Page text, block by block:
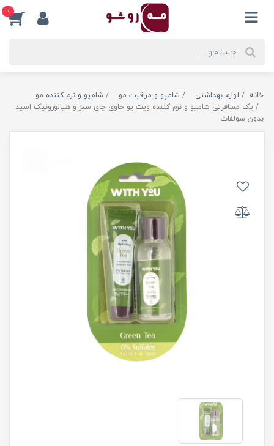
0
خانه لوازم بهداشتی شامپو و مراقبت مو
شامپو و نرم کننده مو
پک مسافرتی شامپو و نرم کننده ویت یو حاوی چای سبز و هیالورونیک اسید
بدون سولفات